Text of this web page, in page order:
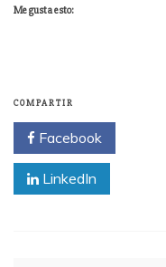
Me gusta esto:
COMPARTIR
Facebook
LinkedIn